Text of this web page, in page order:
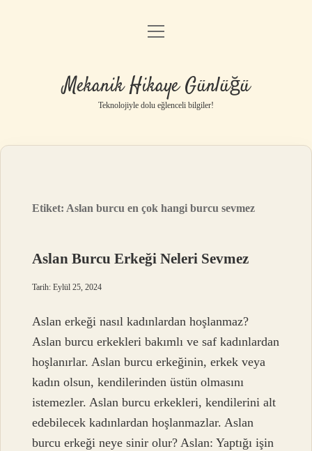
Anasayfa
Yasal Uyarı
menüyü
Mekanik Hikaye Günlüğü
Teknolojiyle dolu eğlenceli bilgiler!
Etiket: Aslan burcu en çok hangi burcu sevmez
Aslan Burcu Erkeği Neleri Sevmez
Tarih: Eylül 25, 2024
Aslan erkeği nasıl kadınlardan hoşlanmaz?
Aslan burcu erkekleri bakımlı ve saf kadınlardan
hoşlanırlar. Aslan burcu erkeğinin, erkek veya
kadın olsun, kendilerinden üstün olmasını
istemezler. Aslan burcu erkekleri, kendilerini alt
edebilecek kadınlardan hoşlanmazlar. Aslan
burcu erkeği neye sinir olur? Aslan: Yaptığı işin